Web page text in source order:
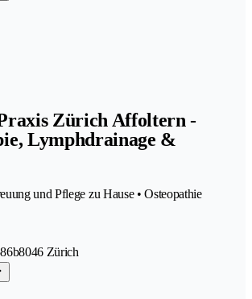
Zürich Affoltern -
Lymphdrainage &
und Pflege zu Hause • Osteopathie
8046 Zürich